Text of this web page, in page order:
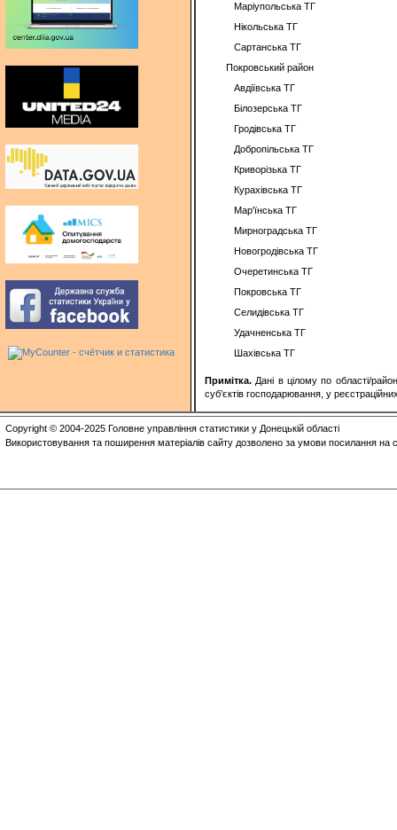
Маріупольська ТГ
Нікольська ТГ
Сартанська ТГ
Покровський район
Авдіївська ТГ
Білозерська ТГ
Гродівська ТГ
Добропільська ТГ
Криворізька ТГ
Курахівська ТГ
Мар'їнська ТГ
Мирноградська ТГ
Новогродівська ТГ
Очеретинська ТГ
Покровська ТГ
Селидівська ТГ
Удачненська ТГ
Шахівська ТГ
Примітка. Дані в цілому по області/
суб’єктів господарювання, у
Copyright © 2004-2025 Головне управління статистики у Донецькій області
Використовування та поширення матеріалів сайту дозволено за умови посилання на